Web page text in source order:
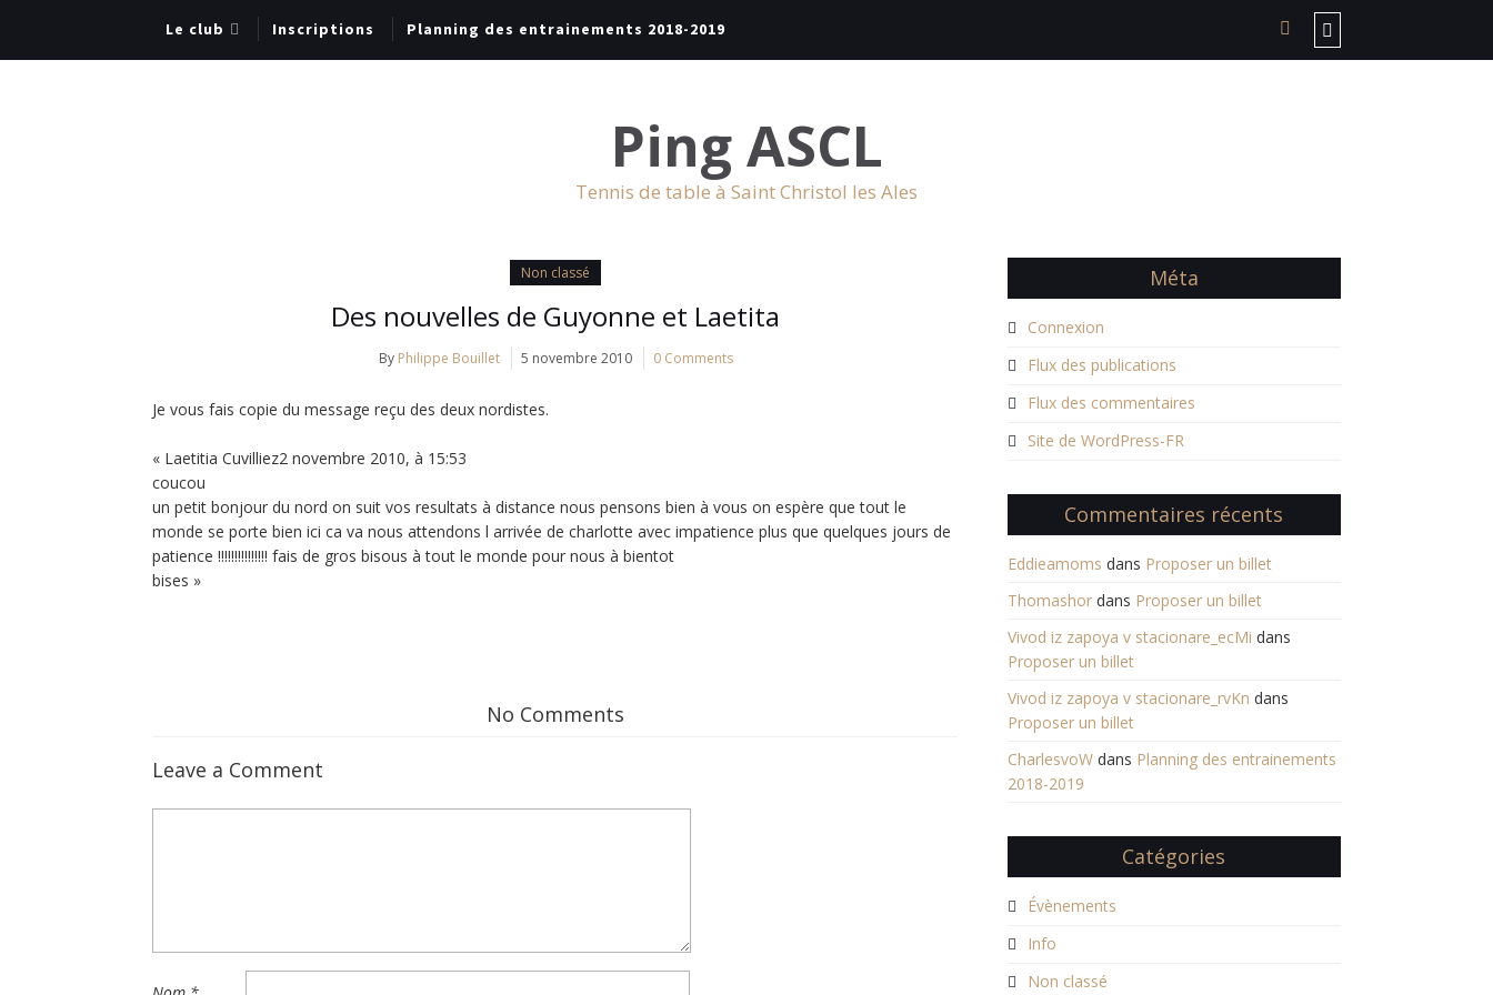
Le club Inscriptions Planning des entrainements 2018-2019
Ping ASCL
Tennis de table à Saint Christol les Ales
Non classé
Des nouvelles de Guyonne et Laetita
By Philippe Bouillet 5 novembre 2010 0 Comments
Je vous fais copie du message reçu des deux nordistes.
« Laetitia Cuvilliez2 novembre 2010, à 15:53
coucou
un petit bonjour du nord on suit vos resultats à distance nous pensons bien à vous on espère que tout le
monde se porte bien ici ca va nous attendons l arrivée de charlotte avec impatience plus que quelques jours de
patience !!!!!!!!!!!!!!! fais de gros bisous à tout le monde pour nous à bientot
bises »
No Comments
Leave a Comment
Méta
Connexion
Flux des publications
Flux des commentaires
Site de WordPress-FR
Commentaires récents
Eddieamoms dans Proposer un billet
Thomashordans Proposer un billet
Vivod iz zapoya v stacionare_ecMi dans
Proposer un billet
Vivod iz zapoya v stacionare_rvKn dans
Proposer un billet
CharlesvoWdans Planning des entrainements
2018-2019
Catégories
Évènements
Info
Non classé